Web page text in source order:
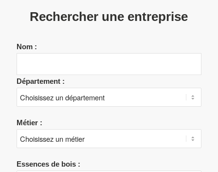
Rechercher une entreprise
Nom :
Département :
Métier :
Essences de bois :